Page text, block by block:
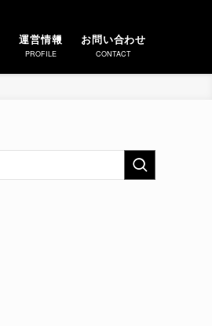
運営情報
PROFILE
お問い合わせ
CONTACT